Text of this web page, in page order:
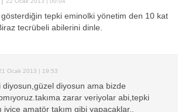
tepki eminolki yönetim den 10 kat
tecrübeli abilerini dinle.
Ocak 2013 | 19:53
diyosun ama bizde
zarar veriyolar abi,tepki
iyice amatör takım gibi yapacaklar..